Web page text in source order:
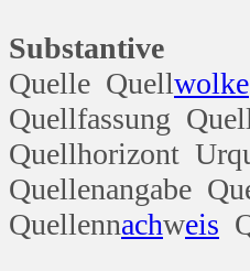
Substantive
Quelle Quellwolke
Quellfassung
Quellhorizont
Quellenangabe
Quellennachweis